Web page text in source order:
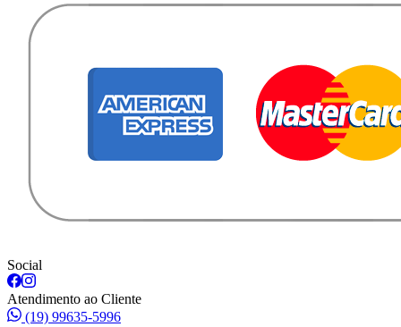
Social
Atendimento ao Cliente
(19) 99635-5996